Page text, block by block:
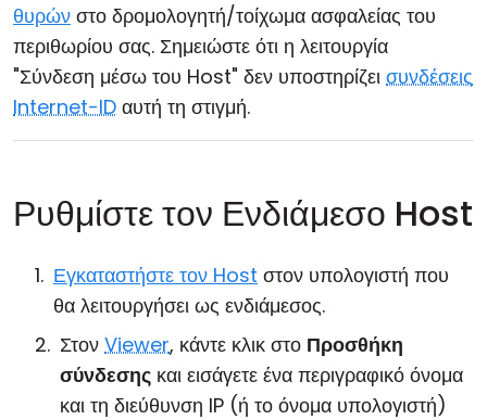
θυρών στο δρομολογητή/τοίχωμα ασφαλείας του
περιθωρίου σας. Σημειώστε ότι η λειτουργία
"Σύνδεση μέσω του Host" δεν υποστηρίζει συνδέσεις
Internet-ID αυτή τη στιγμή.
Ρυθμίστε τον Ενδιάμεσο Host
Εγκαταστήστε τον Host στον υπολογιστή που
θα λειτουργήσει ως ενδιάμεσος.
Στον Viewer, κάντε κλικ στο Προσθήκη
σύνδεσης και εισάγετε ένα περιγραφικό όνομα
και τη διεύθυνση IP (ή το όνομα υπολογιστή)